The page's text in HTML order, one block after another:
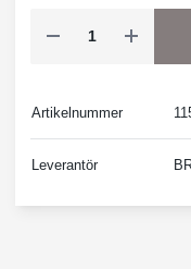
Artikelnummer
Leverantör